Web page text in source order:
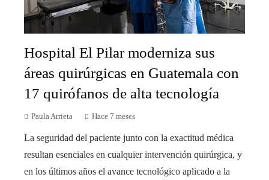
Hospital El Pilar moderniza sus
áreas quirúrgicas en Guatemala con
17 quirófanos de alta tecnología
Paula Arrieta Hace 7 meses
La seguridad del paciente junto con la exactitud médica
resultan esenciales en cualquier intervención quirúrgica, y
en los últimos años el avance tecnológico aplicado a la